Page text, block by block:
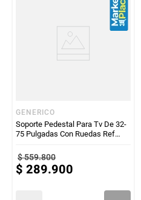
GENERICO
Soporte Pedestal Para Tv De 32-
75 Pulgadas Con Ruedas Ref
$559.800
$ 289.900